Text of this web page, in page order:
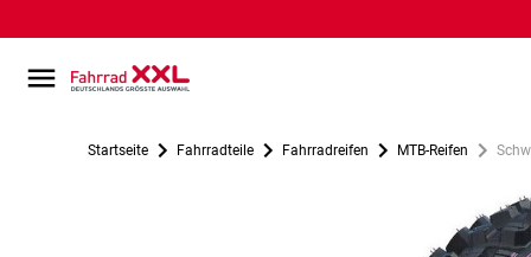
Startseite Fahrradteile Fahrradreifen MTB-Reifen